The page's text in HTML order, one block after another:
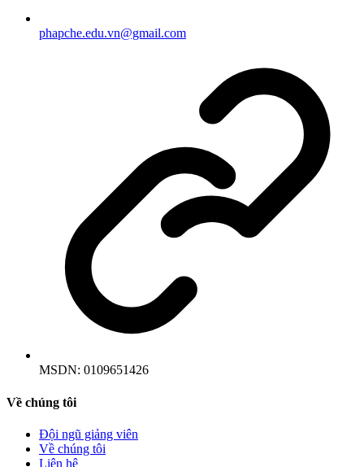
phapche.edu.vn@gmail.com
MSDN: 0109651426
Về chúng tôi
Đội ngũ giảng viên
Về chúng tôi
Liên hệ